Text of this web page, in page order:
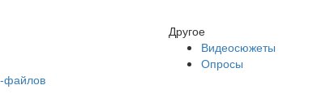
файлов
Другое
Видеосюжеты
Опросы